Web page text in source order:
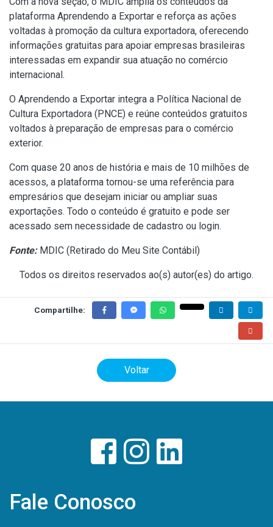
plataforma Aprendendo a Exportar e reforça as ações
voltadas à promoção da cultura exportadora, oferecendo
informações gratuitas para apoiar empresas brasileiras
interessadas em expandir sua atuação no comércio
internacional.
O Aprendendo a Exportar integra a Política Nacional de
Cultura Exportadora (PNCE) e reúne conteúdos gratuitos
voltados à preparação de empresas para o comércio
exterior.
Com quase 20 anos de história e mais de 10 milhões de
acessos, a plataforma tornou-se uma referência para
empresários que desejam iniciar ou ampliar suas
exportações. Todo o conteúdo é gratuito e pode ser
acessado sem necessidade de cadastro ou login.
Fonte:MDIC ( Retirado do Meu Site Contábil )
Todos os direitos reservados ao(s) autor(es) do artigo.
Compartilhe:
Voltar
Fale Conosco